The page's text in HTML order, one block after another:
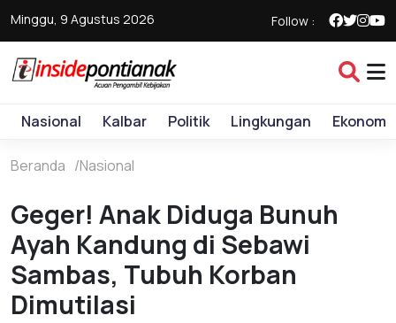
Minggu, 9 Agustus 2026 Follow :
Nasional Kalbar Politik Lingkungan Ekonomi
Beranda Nasional
Geger! Anak Diduga Bunuh
Ayah Kandung di Sebawi
Sambas, Tubuh Korban
Dimutilasi